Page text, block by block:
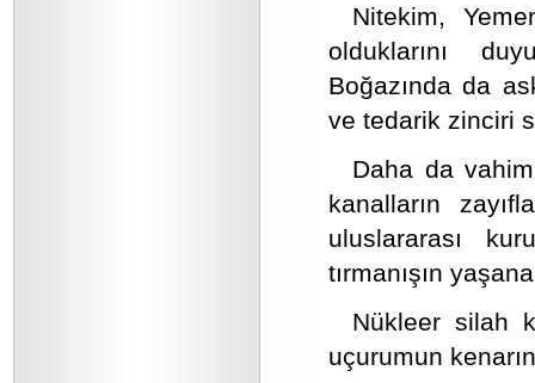
Nitekim,
olduklarını
Boğazında da
ve tedarik zinciri
Daha da
kanalların
uluslararası
tırmanışın
Nükleer silah
uçurumun